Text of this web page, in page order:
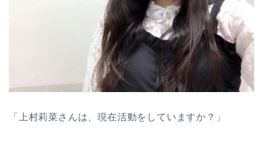
「上村莉菜さんは、現在活動をしていますか？」